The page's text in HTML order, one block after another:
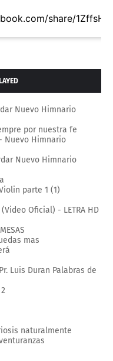
Nuevo Himnario
por nuestra fe
Nuevo Himnario
Nuevo Himnario
parte 1 (1)
Oficial) - LETRA HD
mas
Luis Duran Palabras de
naturalmente